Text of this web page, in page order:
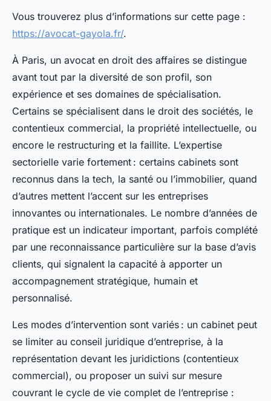
Vous trouverez plus d’informations sur cette page :
https://avocat-gayola.fr/.
À Paris, un avocat en droit des affaires se distingue
avant tout par la diversité de son profil, son
expérience et ses domaines de spécialisation.
Certains se spécialisent dans le droit des sociétés, le
contentieux commercial, la propriété intellectuelle, ou
encore le restructuring et la faillite. L’expertise
sectorielle varie fortement : certains cabinets sont
reconnus dans la tech, la santé ou l’immobilier, quand
d’autres mettent l’accent sur les entreprises
innovantes ou internationales. Le nombre d’années de
pratique est un indicateur important, parfois complété
par une reconnaissance particulière sur la base d’avis
clients, qui signalent la capacité à apporter un
accompagnement stratégique, humain et
personnalisé.
Les modes d’intervention sont variés : un cabinet peut
se limiter au conseil juridique d’entreprise, à la
représentation devant les juridictions (contentieux
commercial), ou proposer un suivi sur mesure
couvrant le cycle de vie complet de l’entreprise :